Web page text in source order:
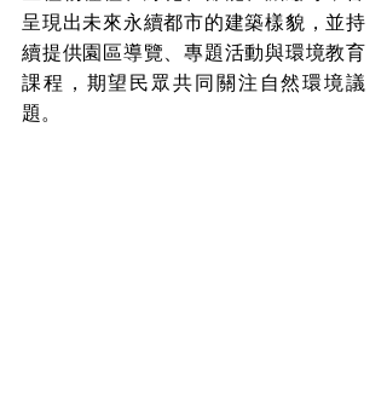
呈現出未來永續都市的建築樣貌，並持
續提供園區導覽、專題活動與環境教育
課程，期望民眾共同關注自然環境議
題。